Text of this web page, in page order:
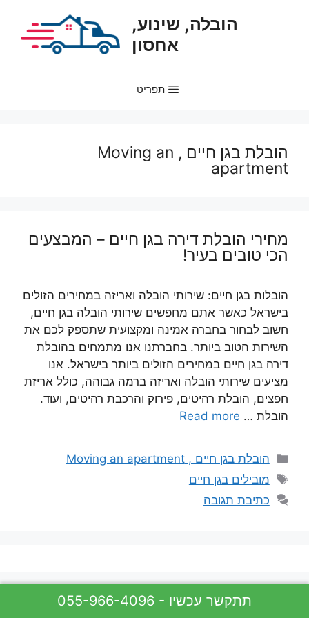
הובלה, שינוע,
אחסון
תפריט
הובלת בגן חיים , Moving an
apartment
מחירי הובלת דירה בגן חיים – המבצעים
הכי טובים בעיר!
הובלות בגן חיים: שירותי הובלה ואריזה במחירים הזולים
בישראל כאשר אתם מחפשים שירותי הובלה בגן חיים,
חשוב לבחור בחברה אמינה ומקצועית שתספק לכם את
השירות הטוב ביותר. בחברתנו אנו מתמחים בהובלת
דירה בגן חיים במחירים הזולים ביותר בישראל. אנו
מציעים שירותי הובלה ואריזה ברמה גבוהה, כולל אריזת
חפצים, הובלת רהיטים, פירוק והרכבת רהיטים, ועוד.
הובלת … Read more
קטגוריות
הובלת בגן חיים , Moving an apartment
תגיות
מובילים בגן חיים
כתיבת תגובה
055-966-4096 - תתקשר עכשיו